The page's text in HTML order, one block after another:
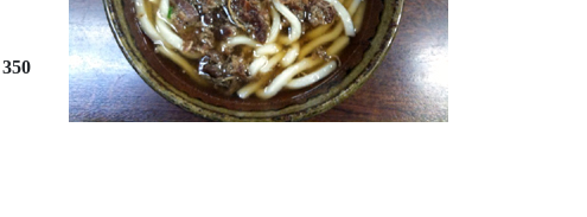
350